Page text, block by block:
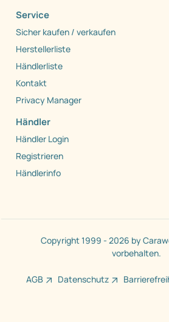
Service
Sicher kaufen / verkaufen
Herstellerliste
Händlerliste
Kontakt
Privacy Manager
Händler
Händler Login
Registrieren
Händlerinfo
Copyright 1999 - 2026 by
vorbehalten.
AGB Datenschutz